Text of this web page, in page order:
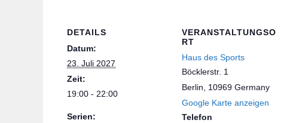
DETAILS
Datum:
23. Juli 2027
Zeit:
19:00 - 22:00
Serien:
VERANSTALTUNGSO
RT
Haus des Sports
Böcklerstr. 1
Berlin, 10969 Germany
Google Karte anzeigen
Telefon